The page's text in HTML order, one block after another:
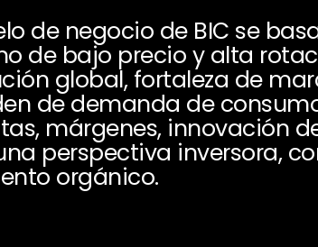
de negocio de BIC se
de bajo precio y alta
global, fortaleza de
de demanda de
márgenes, innovación
perspectiva inversora,
orgánico.